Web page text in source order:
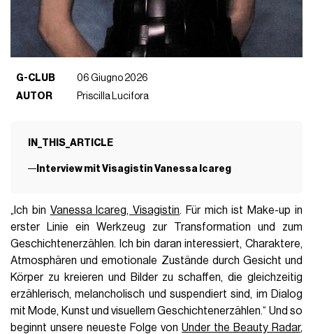
G-CLUB
06 Giugno 2026
AUTOR
Priscilla Lucifora
IN_THIS_ARTICLE
Interview mit Visagistin Vanessa Icareg
„Ich bin Vanessa Icareg, Visagistin. Für mich ist Make-up in
erster Linie ein Werkzeug zur Transformation und zum
Geschichtenerzählen. Ich bin daran interessiert, Charaktere,
Atmosphären und emotionale Zustände durch Gesicht und
Körper zu kreieren und Bilder zu schaffen, die gleichzeitig
erzählerisch, melancholisch und suspendiert sind, im Dialog
mit Mode, Kunst und visuellem Geschichtenerzählen.“ Und so
beginnt unsere neueste Folge von Under the Beauty Radar,